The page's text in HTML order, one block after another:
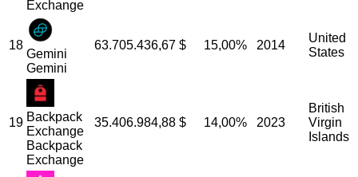
Exchange
18
Gemini
Gemini
63.705.436,67 $ 15,00% 2014
United
States
19 Backpack
Exchange
Backpack
Exchange
35.406.984,88 $ 14,00% 2023
British
Virgin
Islands